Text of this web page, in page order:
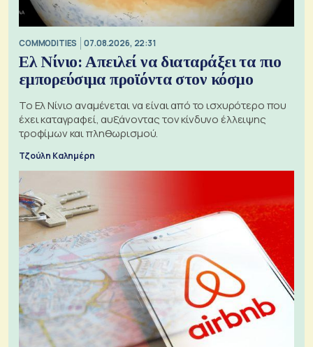
COMMODITIES 07.08.2026, 22:31
Ελ Νίνιο: Απειλεί να διαταράξει τα πιο
εμπορεύσιμα προϊόντα στον κόσμο
Το Ελ Νίνιο αναμένεται να είναι από το ισχυρότερο που
έχει καταγραφεί, αυξάνοντας τον κίνδυνο έλλειψης
τροφίμων και πληθωρισμού.
Τζούλη Καλημέρη